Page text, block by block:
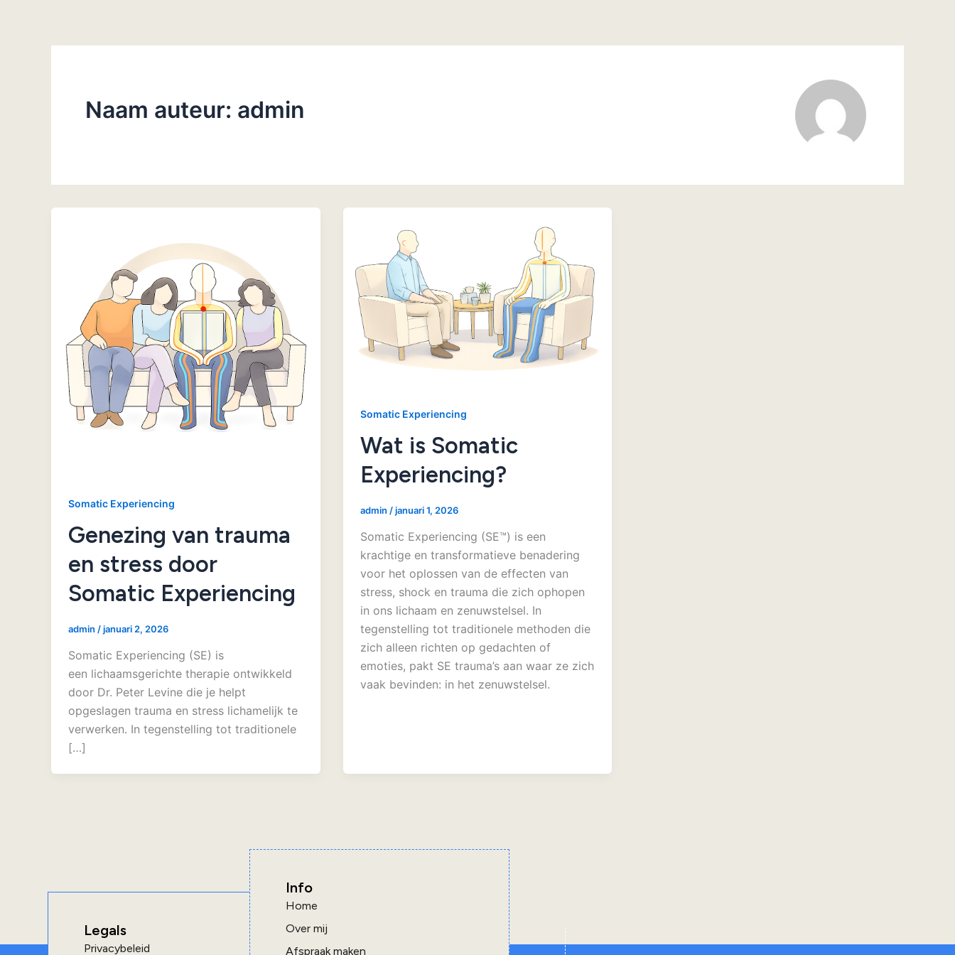
Naam auteur: admin
Somatic Experiencing
Genezing van trauma
en stress door
Somatic Experiencing
admin /januari 2, 2026
Somatic Experiencing (SE) is
een lichaamsgerichte therapie ontwikkeld
door Dr. Peter Levine die je helpt
opgeslagen trauma en stress lichamelijk te
verwerken. In tegenstelling tot traditionele
[…]
Somatic Experiencing
Wat is Somatic
Experiencing?
admin /januari 1, 2026
Somatic Experiencing (SE™) is een
krachtige en transformatieve benadering
voor het oplossen van de effecten van
stress, shock en trauma die zich ophopen
in ons lichaam en zenuwstelsel. In
tegenstelling tot traditionele methoden die
zich alleen richten op gedachten of
emoties, pakt SE trauma’s aan waar ze zich
vaak bevinden: in het zenuwstelsel.
Legals
Privacybeleid
Info
Home
Over mij
Afspraak maken